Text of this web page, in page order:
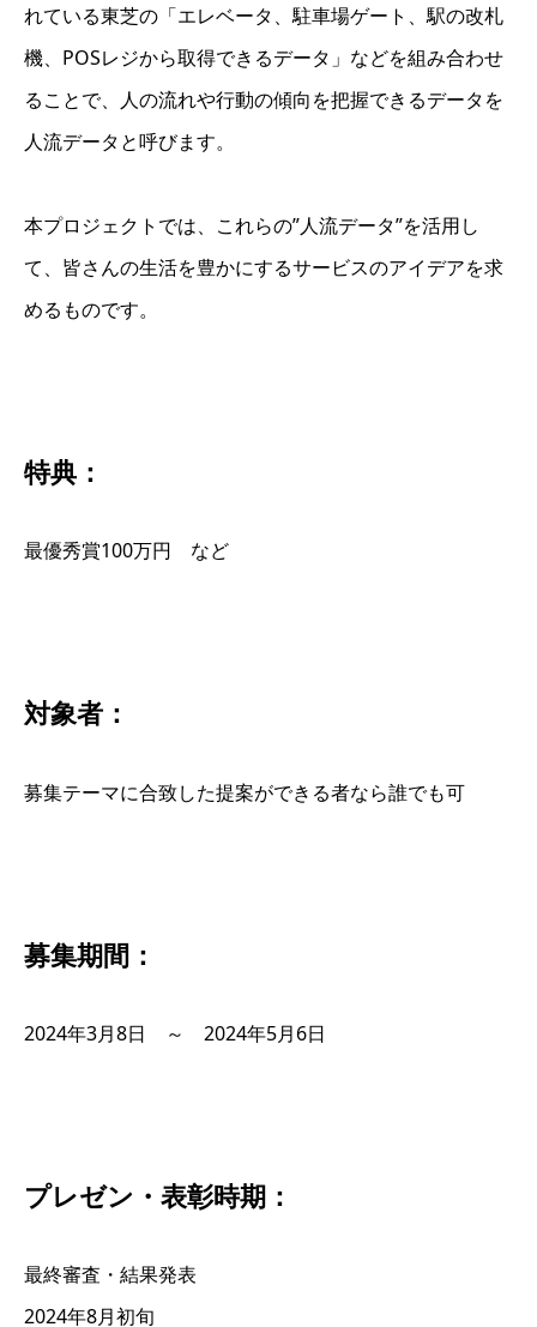
れている東芝の「エレベータ、駐車場ゲート、駅の改札
機、POSレジから取得できるデータ」などを組み合わせ
ることで、人の流れや行動の傾向を把握できるデータを
人流データと呼びます。
本プロジェクトでは、これらの”人流データ”を活用し
て、皆さんの生活を豊かにするサービスのアイデアを求
めるものです。
特典：
最優秀賞100万円 など
対象者：
募集テーマに合致した提案ができる者なら誰でも可
募集期間：
2024年3月8日 ～ 2024年5月6日
プレゼン・表彰時期：
最終審査・結果発表
2024年8月初旬